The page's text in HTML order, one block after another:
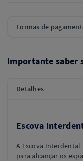
Formas de
Importante saber
Detalhes
Escova
A Escova Interdental
para alcançar os